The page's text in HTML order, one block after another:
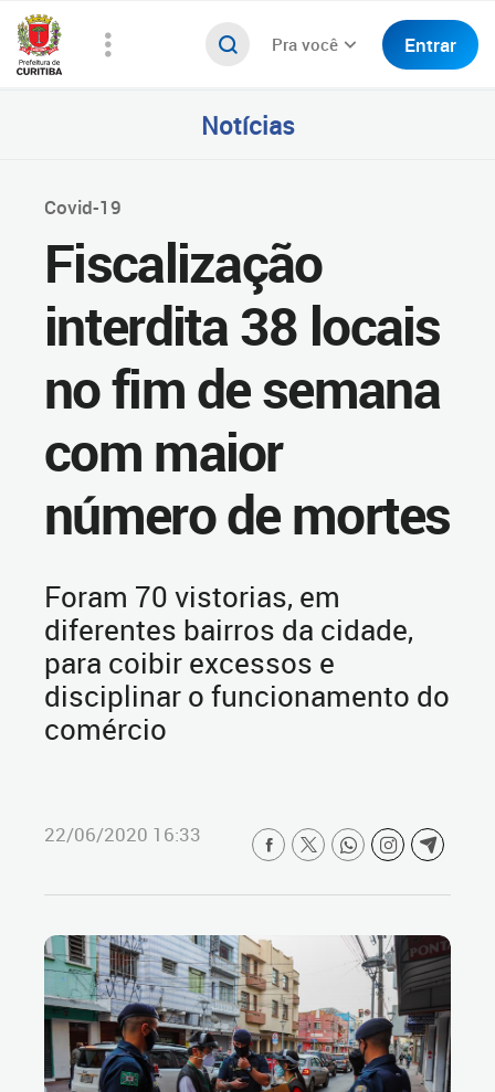
Pra você Entrar
Notícias
Covid-19
Fiscalização
interdita 38 locais
no fim de semana
com maior
número de mortes
Foram 70 vistorias, em
diferentes bairros da cidade,
para coibir excessos e
disciplinar o funcionamento do
comércio
22/06/2020 16:33